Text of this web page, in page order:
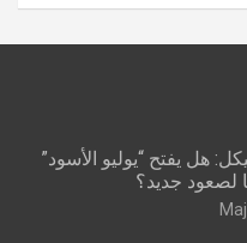
هل يفتح “يوليو الأسود”
لصعود جديد؟